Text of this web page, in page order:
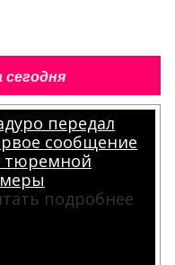
сегодня
передал
сообщение
тюремной
подробнее